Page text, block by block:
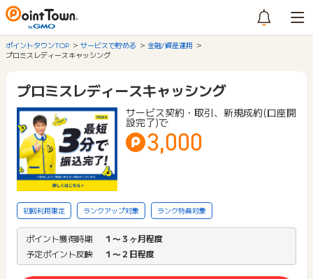
ポイントタウンTOP サービスで貯める
金融/資産運用
プロミスレディースキャッシング
プロミスレディースキャッシング
サービス契約・取引、新規成約(口座開
設完了)で
3,000
初回利用限定 ランクアップ対象 ランク特典対象
ポイント獲得時期
１〜３ヶ月程度
予定ポイント反映
１〜２日程度